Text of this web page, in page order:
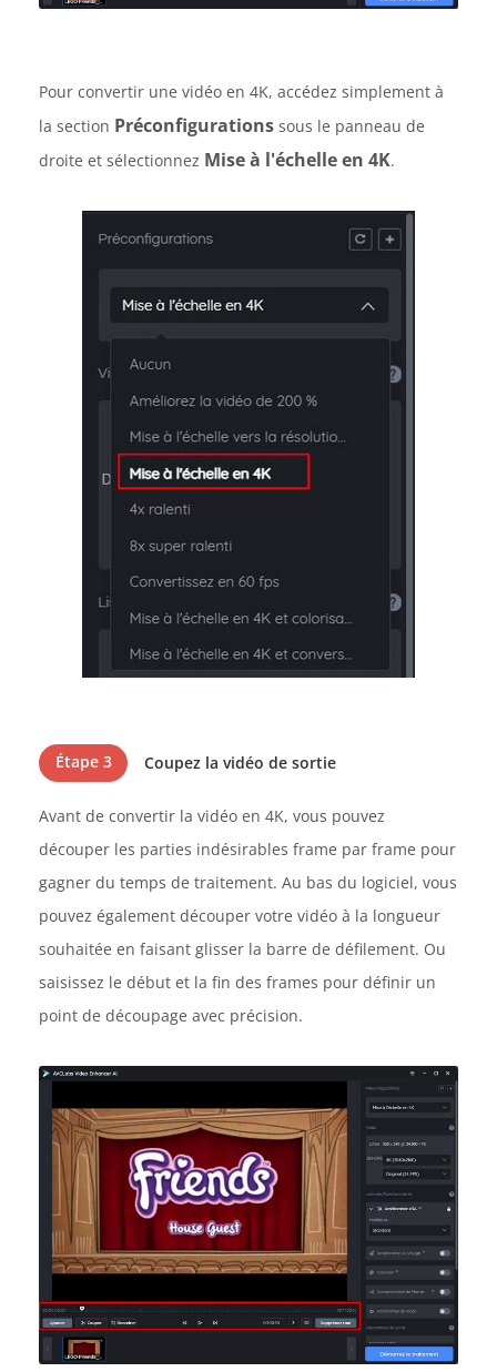
Pour convertir une vidéo en 4K, accédez simplement à
la section Préconfigurations sous le panneau de
droite et sélectionnez Mise à l'échelle en 4K.
Étape 3 Coupez la vidéo de sortie
Avant de convertir la vidéo en 4K, vous pouvez
découper les parties indésirables frame par frame pour
gagner du temps de traitement. Au bas du logiciel, vous
pouvez également découper votre vidéo à la longueur
souhaitée en faisant glisser la barre de défilement. Ou
saisissez le début et la fin des frames pour définir un
point de découpage avec précision.